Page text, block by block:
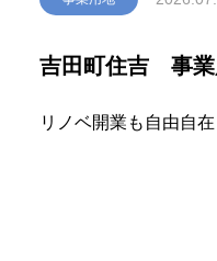
吉田町住吉 事業
リノベ開業も自由自在